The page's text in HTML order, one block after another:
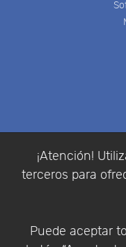
¡Atención!
terceros para
Puede aceptar